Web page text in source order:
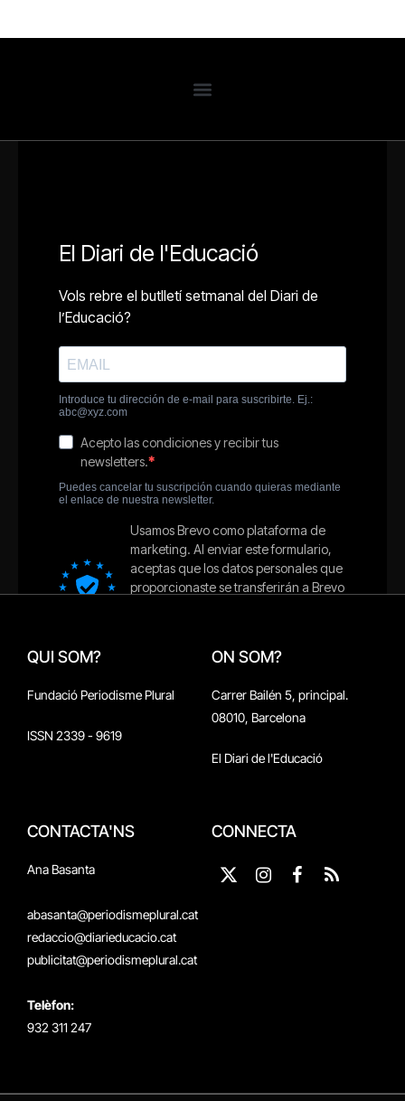
QUI SOM?
Fundació Periodisme Plural
ISSN 2339 - 9619
ON SOM?
Carrer Bailén 5, principal.
08010, Barcelona
El Diari de l'Educació
CONTACTA'NS
Ana Basanta
abasanta@periodismeplural.cat
redaccio@diarieducacio.cat
publicitat@periodismeplural.cat
Telèfon:
932 311 247
CONNECTA
X
Instagram
Facebook
RSS